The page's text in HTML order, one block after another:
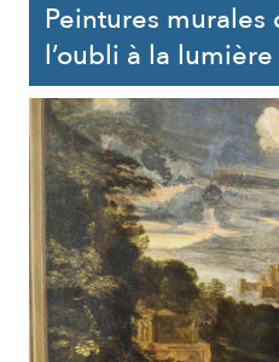
Peintures murales
l’oubli à la lumière